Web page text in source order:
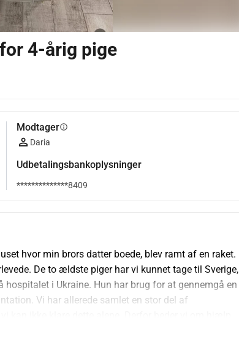
4-årig pige
Modtagerinfo
Daria
Udbetalingsbankoplysninger
**************8409
hvor min brors datter boede, blev ramt af en raket.
De to ældste piger har vi kunnet tage til Sverige,
i Ukraine. Hun har brug for at gennemgå en
Vi har allerede samlet en stor del af
en chance for bedring og et fremtidigt liv.